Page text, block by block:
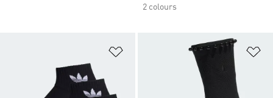
2 colours
Add to Wishlist